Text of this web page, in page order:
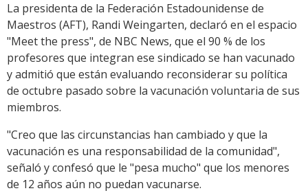
La presidenta de la Federación Estadounidense de
Maestros (AFT), Randi Weingarten, declaró en el espacio
"Meet the press", de NBC News, que el 90 % de los
profesores que integran ese sindicado se han vacunado
y admitió que están evaluando reconsiderar su política
de octubre pasado sobre la vacunación voluntaria de sus
miembros.
"Creo que las circunstancias han cambiado y que la
vacunación es una responsabilidad de la comunidad",
señaló y confesó que le "pesa mucho" que los menores
de 12 años aún no puedan vacunarse.